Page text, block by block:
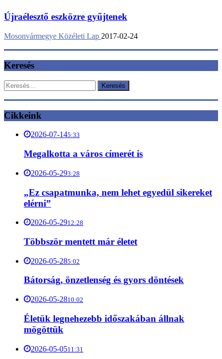
Újraélesztő eszközre gyűjtenek
Mosonvármegye Közéleti Lap 2017-02-24
Keresés
Keresés:
Cikkeink
2026-07-145:33
Megalkotta a város címerét is
2026-05-293:28
„Ez csapatmunka, nem lehet egyedül sikereket
elérni”
2026-05-2912:28
Többször mentett már életet
2026-05-285:02
Bátorság, önzetlenség és gyors döntések
2026-05-2810:02
Életük legnehezebb időszakában állnak
mögöttük
2026-05-0511:31